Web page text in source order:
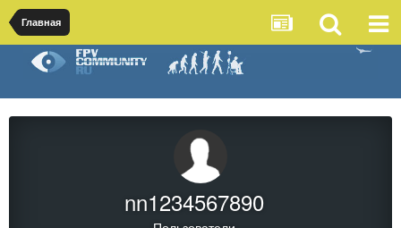
Главная
nn1234567890